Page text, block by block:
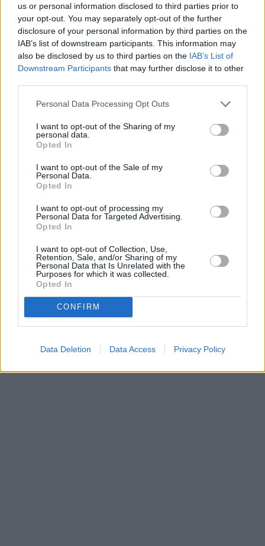
us or personal information disclosed to third parties prior to
your opt-out. You may separately opt-out of the further
disclosure of your personal information by third parties on the
IAB’s list of downstream participants. This information may
also be disclosed by us to third parties on the IAB’s List of
Downstream Participants that may further disclose it to other
Personal Data Processing Opt Outs
I want to opt-out of the Sharing of my
personal data.
Opted In
I want to opt-out of the Sale of my
Personal Data.
Opted In
I want to opt-out of processing my
Personal Data for Targeted Advertising.
Opted In
I want to opt-out of Collection, Use,
Retention, Sale, and/or Sharing of my
Personal Data that Is Unrelated with the
Purposes for which it was collected.
Opted In
CONFIRM
Data Deletion Data Access Privacy Policy
07.08.2026 -Specialista pro elektronická zařízení údržby (m/ž) (tř.
Klementa 869, Mladá Boleslav II)
06.08.2026 -
Bosch Powertrain s.r.o. Jihlava • CNC operátor• mzda
Kč • náborový bonus 50.000 Kč • příspěvek na ubytování (Jihlava,
Jihlava)
06.08.2026 -Bosch Powertrain s.r.o. • montážní dělník • mzda 44.700
týdenní zálohy na mzdu 2.000 Kč (Jihlava, okres Jihlava)
Prima sport - co nabídne v prvním
vysílacím týdnu
Kdy a kde bude Prima sport k
Parabola.cz- web o satelitní, terestrické a kabelové televizi, ©
O webu parabola.cz
Dovolená u moře